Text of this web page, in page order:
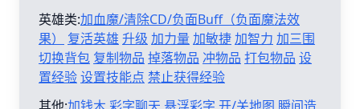
英雄类:加血魔/清除CD/负面Buff（负面魔法效
果）
复活英雄 升级 加力量 加敏捷加智力 加三围
切换背包 复制物品 掉落物品 冲物品 打包物品 设
置经验设置技能点 禁止获得经验